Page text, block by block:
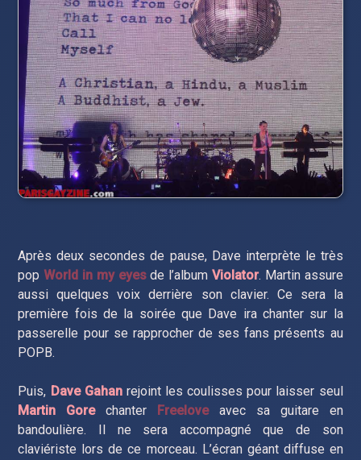
Après deux secondes de pause, Dave interprète le très
pop World in my eyesde l’albumViolator. Martin assure
aussi quelques voix derrière son clavier. Ce sera la
première fois de la soirée que Dave ira chanter sur la
passerelle pour se rapprocher de ses fans présents au
POPB.
Puis, Dave Gahanrejoint les coulisses pour laisser seul
Martin Gorechanter Freeloveavec sa guitare en
bandoulière. Il ne sera accompagné que de son
claviériste lors de ce morceau. L’écran géant diffuse en